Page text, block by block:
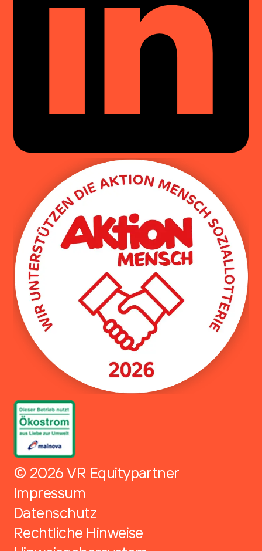
© 2026 VR Equitypartner
Impressum
Datenschutz
Rechtliche Hinweise